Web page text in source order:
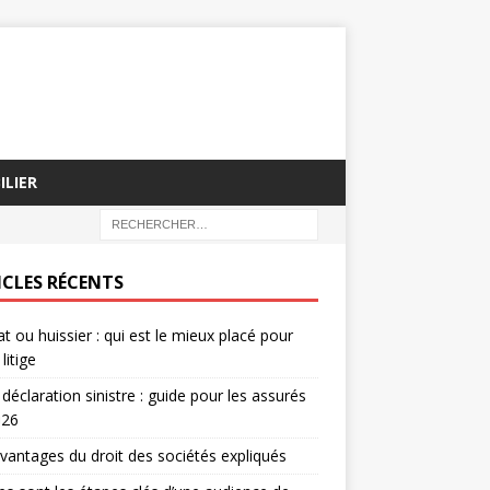
RÉCENTS
ou huissier : qui est le mieux placé pour
sinistre : guide pour les assurés
du droit des sociétés expliqués